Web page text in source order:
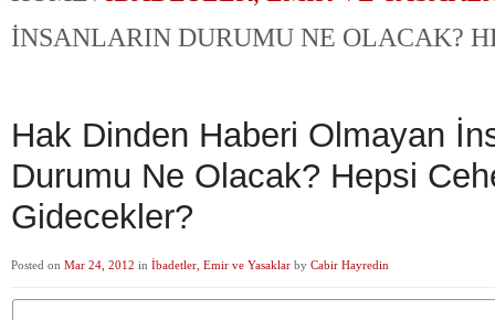
İNSANLARIN DURUMU NE OLACAK?
Hak Dinden Haberi Olmayan
Durumu Ne Olacak? Hepsi
Gidecekler?
Posted on Mar 24, 2012 in İbadetler, Emir ve Yasaklar by Cabir Hayredin